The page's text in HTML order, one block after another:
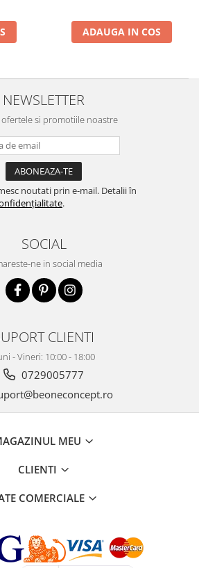
ADAUGA IN COS
NEWSLETTER
ofertele si promotiile noastre
noutati prin e-mail. Detalii în
.
SOCIAL
ne in social media
CLIENTI
- Vineri: 10:00 - 18:00
0729005777
MEU
CLIENTI
COMERCIALE